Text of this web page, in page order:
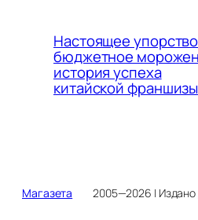
Настоящее
бюджетное
история успеха
китайской франшизы
Магазета 2005—2026 | Издано